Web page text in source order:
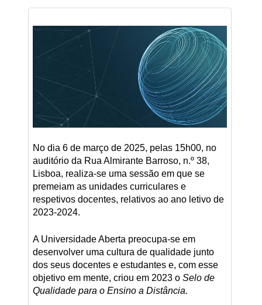
No dia 6 de março de 2025, pelas 15h00, no
auditório da Rua Almirante Barroso, n.º 38,
Lisboa, realiza-se uma sessão em que se
premeiam as unidades curriculares e
respetivos docentes, relativos ao ano letivo de
2023-2024.
A Universidade Aberta preocupa-se em
desenvolver uma cultura de qualidade junto
dos seus docentes e estudantes e, com esse
objetivo em mente, criou em 2023 o Selo de
Qualidade para o Ensino a Distância.